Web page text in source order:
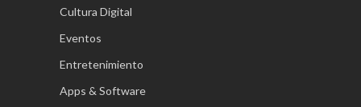
Cultura Digital
Eventos
Entretenimiento
Apps & Software